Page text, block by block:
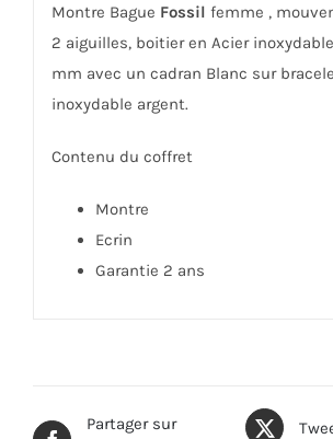
Montre Bague Fossil femme ,
2 aiguilles, boitier en Acier
mm avec un cadran Blanc sur
inoxydable argent.
Contenu du coffret
Montre
Ecrin
Garantie 2 ans
Partager sur